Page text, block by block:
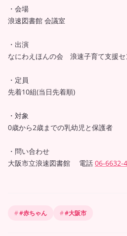
・会場
浪速図書館 会議室
・出演
なにわえほんの会 浪速子育て支援セ
・定員
先着10組(当日先着順)
・対象
0歳から2歳までの乳幼児と保護者
・問い合わせ
大阪市立浪速図書館 電話 06-6632-
#赤ちゃん #大阪市